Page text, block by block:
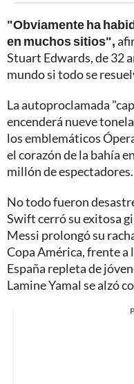
"Obviamente ha
en muchos sitios",
Stuart Edwards, de 32
mundo si todo se
La autoproclamada
encenderá nueve
los emblemáticos
el corazón de la bahía
millón de espectadores.
No todo fueron
Swift cerró su exitosa
Messi prolongó su
Copa América, frente a
España repleta de
Lamine Yamal se alzó